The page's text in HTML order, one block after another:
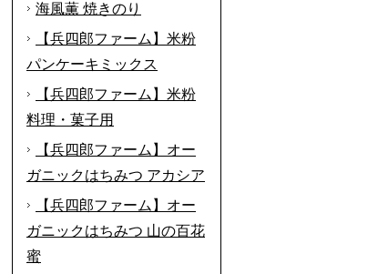
海風薫 焼きのり
【兵四郎ファーム】米粉
パンケーキミックス
【兵四郎ファーム】米粉
料理・菓子用
【兵四郎ファーム】オー
ガニックはちみつ アカシア
【兵四郎ファーム】オー
ガニックはちみつ 山の百花
蜜